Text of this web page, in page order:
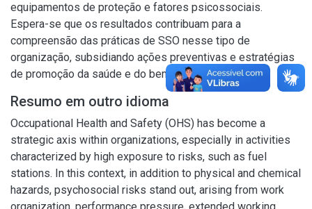
equipamentos de proteção e fatores psicossociais.
Espera-se que os resultados contribuam para a
compreensão das práticas de SSO nesse tipo de
organização, subsidiando ações preventivas e estratégias
de promoção da saúde e do bem-estar no trabalho.
Resumo em outro idioma
Occupational Health and Safety (OHS) has become a
strategic axis within organizations, especially in activities
characterized by high exposure to risks, such as fuel
stations. In this context, in addition to physical and chemical
hazards, psychosocial risks stand out, arising from work